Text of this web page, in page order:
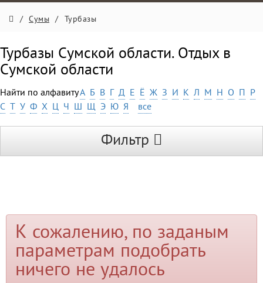
/ Сумы / Турбазы
Турбазы Сумской области. Отдых в
Сумской области
Найти по алфавитуА Б В Г Д Е Ё Ж З И К Л М Н О П Р
С Т У Ф Х Ц Ч Ш Щ Э Ю Я все
Фильтр
К сожалению, по заданым
параметрам подобрать
ничего не удалось